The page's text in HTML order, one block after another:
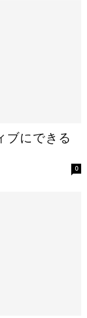
ブにできる
0